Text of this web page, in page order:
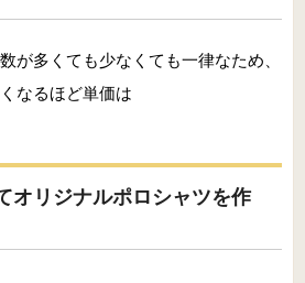
が多くても少なくても一律なため、
なるほど単価は
オリジナルポロシャツを作